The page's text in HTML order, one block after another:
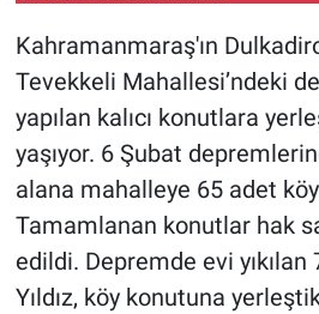
Kahramanmaraş'ın
Tevekkeli Mahallesi’ndeki
yapılan kalıcı konutlara
yaşıyor. 6 Şubat
alana mahalleye 65 adet köy
Tamamlanan konutlar hak
edildi. Depremde evi yıkılan
Yıldız, köy konutuna